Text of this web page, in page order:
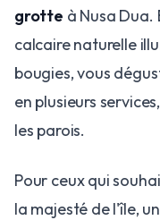
grotte à Nusa
calcaire naturelle
bougies, vous
en plusieurs
les parois.
Pour ceux qui
la majesté de l'île, un